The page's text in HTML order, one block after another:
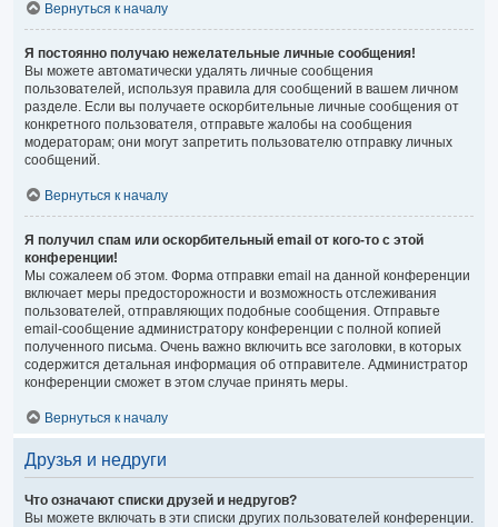
Вернуться к началу
Я постоянно получаю нежелательные личные сообщения!
Вы можете автоматически удалять личные сообщения
пользователей, используя правила для сообщений в вашем личном
разделе. Если вы получаете оскорбительные личные сообщения от
конкретного пользователя, отправьте жалобы на сообщения
модераторам; они могут запретить пользователю отправку личных
сообщений.
Вернуться к началу
Я получил спам или оскорбительный email от кого-то с этой
конференции!
Мы сожалеем об этом. Форма отправки email на данной конференции
включает меры предосторожности и возможность отслеживания
пользователей, отправляющих подобные сообщения. Отправьте
email-сообщение администратору конференции с полной копией
полученного письма. Очень важно включить все заголовки, в которых
содержится детальная информация об отправителе. Администратор
конференции сможет в этом случае принять меры.
Вернуться к началу
Друзья и недруги
Что означают списки друзей и недругов?
Вы можете включать в эти списки других пользователей конференции.